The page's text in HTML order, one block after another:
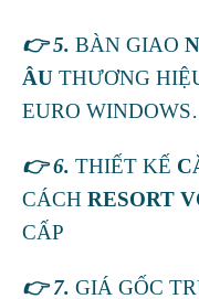
👉 5. BÀN GIAO
ÂU THƯƠNG
EURO
👉 6. THIẾT KẾ
CÁCH RESORT
CẤP
👉 7. GIÁ GỐC